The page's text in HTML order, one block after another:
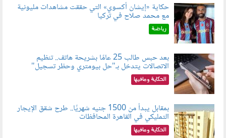
080802.jpg
حكاية «إيشان أكسوي» التي حققت مشاهدات مليونية
مع محمد صلاح في تركيا
رياضة
080803.jpg
بعد حبس طالب 25 عامًا بشريحة هاتف.. تنظيم
الاتصالات يتدخل بـ"حل بيومتري وحظر تسجيل"
الحكاية ومافيها
080801.jpg
بمقابل يبدأ من 1500 جنيه شهريًا.. طرح شقق الإيجار
التمليكي في القاهرة المحافظات
الحكاية ومافيها